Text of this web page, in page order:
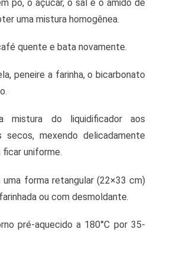
pó, o açúcar, o sal e o amido de
uma mistura homogênea.
quente e bata novamente.
peneire a farinha, o bicarbonato
mistura do liquidificador aos
secos, mexendo delicadamente
ficar uniforme.
uma forma retangular (22×33 cm)
ou com desmoldante.
pré-aquecido a 180°C por 35-